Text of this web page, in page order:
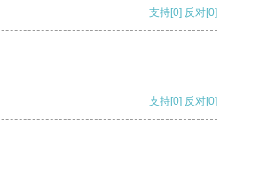
支持[0] 反对[0]
支持[0] 反对[0]